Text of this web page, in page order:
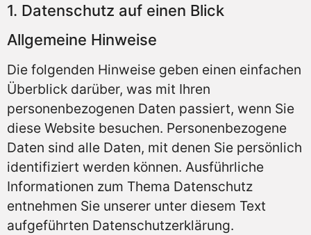
1. Datenschutz auf einen Blick
Allgemeine Hinweise
Die folgenden Hinweise geben einen einfachen
Überblick darüber, was mit Ihren
personenbezogenen Daten passiert, wenn Sie
diese Website besuchen. Personenbezogene
Daten sind alle Daten, mit denen Sie persönlich
identifiziert werden können. Ausführliche
Informationen zum Thema Datenschutz
entnehmen Sie unserer unter diesem Text
aufgeführten Datenschutzerklärung.